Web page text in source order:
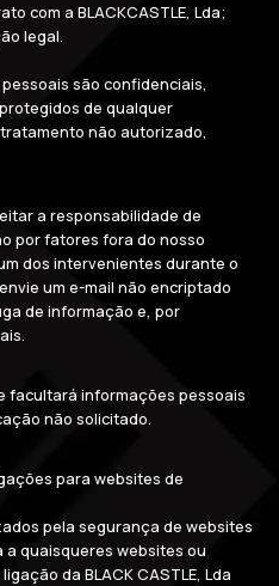
com a BLACKCASTLE, Lda;
legal.
são confidenciais,
de qualquer
não autorizado,
a responsabilidade de
por fatores fora do nosso
dos intervenientes durante o
um e-mail não encriptado
de informação e, por
facultará informações pessoais
não solicitado.
para websites de
pela segurança de websites
a quaisqueres websites ou
da BLACK CASTLE, Lda